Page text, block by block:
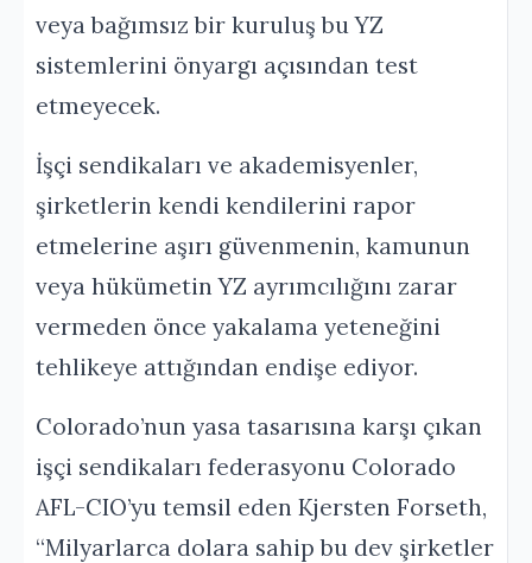
veya bağımsız bir kuruluş bu YZ
sistemlerini önyargı açısından test
etmeyecek.
İşçi sendikaları ve akademisyenler,
şirketlerin kendi kendilerini rapor
etmelerine aşırı güvenmenin, kamunun
veya hükümetin YZ ayrımcılığını zarar
vermeden önce yakalama yeteneğini
tehlikeye attığından endişe ediyor.
Colorado’nun yasa tasarısına karşı çıkan
işçi sendikaları federasyonu Colorado
AFL-CIO’yu temsil eden Kjersten Forseth,
“Milyarlarca dolara sahip bu dev şirketler